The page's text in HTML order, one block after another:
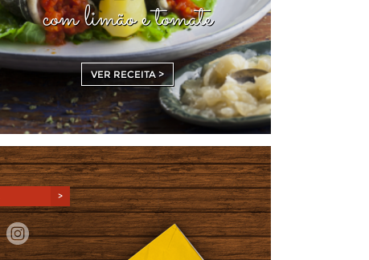
com limão e tomate
VER RECEITA >
>